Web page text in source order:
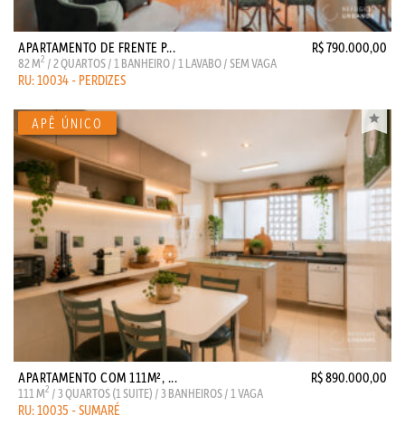
APARTAMENTO DE FRENTE P... R$ 790.000,00
82 M2 / 2 QUARTOS / 1 BANHEIRO / 1 LAVABO / SEM VAGA
RU: 10034 - PERDIZES
APARTAMENTO COM 111M², ... R$ 890.000,00
111 M2 / 3 QUARTOS (1 SUITE) / 3 BANHEIROS / 1 VAGA
RU: 10035 - SUMARÉ